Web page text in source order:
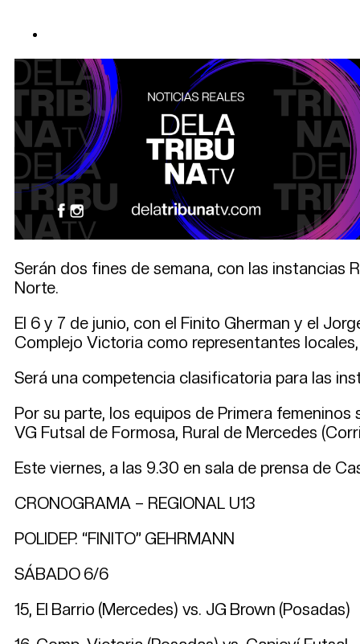
Serán dos fines de semana, con las instancias
Norte.
El 6 y 7 de junio, con el Finito Gherman y el
Complejo Victoria como representantes
Será una competencia clasificatoria para las
Por su parte, los equipos de Primera
VG Futsal de Formosa, Rural de Mercedes
Este viernes, a las 9.30 en sala de prensa de
CRONOGRAMA – REGIONAL U13
POLIDEP. “FINITO” GEHRMANN
SÁBADO 6/6
15, El Barrio (Mercedes) vs. JG Brown (Posadas)